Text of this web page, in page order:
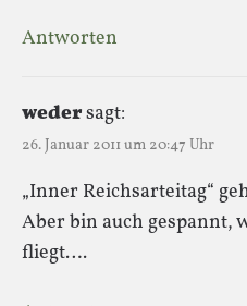
Antworten
wedersagt:
26. Januar 2011 um 20:47 Uhr
„Inner Reichsarteitag“
Aber bin auch gespannt,
fliegt….